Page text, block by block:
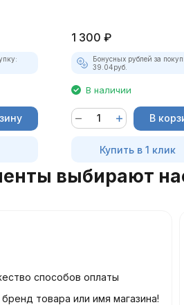
1 300 ₽
Бонусных рублей за
39.04руб.
В наличии
В
Купить в 1 клик
выбирают
способов оплаты
товара или имя магазина!